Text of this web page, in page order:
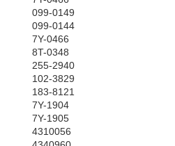
099-0149
099-0144
7Y-0466
8T-0348
255-2940
102-3829
183-8121
7Y-1904
7Y-1905
4310056